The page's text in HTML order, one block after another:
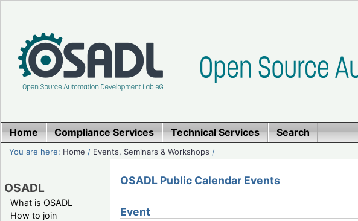
Home Compliance Services Technical Services Search
You are here: Home / Events, Seminars & Workshops /
OSADL
What is OSADL
How to join
OSADL Public Calendar Events
Event